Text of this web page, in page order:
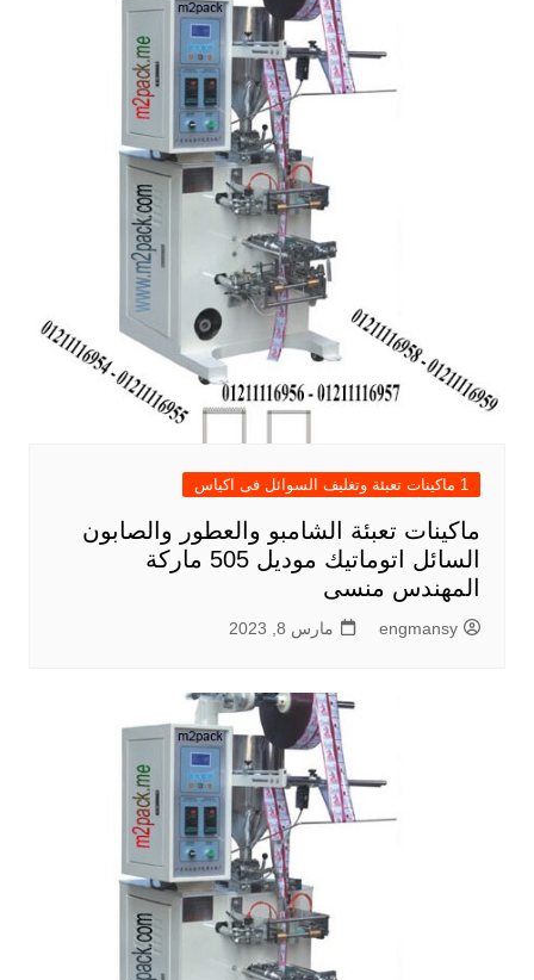
1 ماكينات تعبئة وتغليف السوائل فى اكياس
ماكينات تعبئة الشامبو والعطور والصابون
السائل اتوماتيك موديل 505 ماركة
المهندس منسى
engmansy مارس 8, 2023